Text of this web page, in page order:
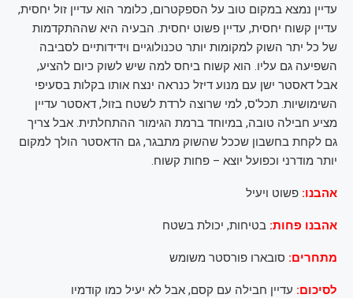
עדיין נמצא במקום טוב על הספקטרום, כלומר הוא עדיין זול יחסית,
עדיין קשוח יחסית, עדיין פשוט יחסית. הבעיה היא שההתקדמות
של כל יתר השוק למקומות יותר טכנולוגיים וידידותיים לסביבה
השפיעה גם עליו. הוא קשוח ביחס למה שיש לשוק כיום להציע,
אבל דאסטר ישן עם מנוע דיזל כנראה ינצח אותו בקלות בסעיפי
השימושיות. תכל'ס, למי שרוצה לרדת לשטח בזול, דאסטר עדיין
מציע חבילה טובה, במיוחד ברמת הגימור ההתחלתית. אבל צריך
גם לקחת בחשבון שככל שהשוק מתבגר, גם הדאסטר הולך למקום
יותר מודרני וכפועל יוצא – פחות קשוח.
אהבנו: פשוט ויעיל
אהבנו פחות: בטיחות, יכולת בשטח
מתחרים: סובארו פורסטר משומש
לסיכום: עדיין חבילה עם קסם, אבל לא יעיל כמו קודמיו